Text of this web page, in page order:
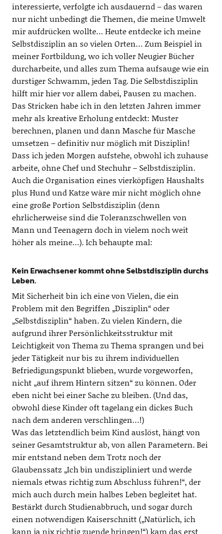
interessierte, verfolgte ich ausdauernd – das waren
nur nicht unbedingt die Themen, die meine Umwelt
mir aufdrücken wollte… Heute entdecke ich meine
Selbstdisziplin an so vielen Orten… Zum Beispiel in
meiner Fortbildung, wo ich voller Neugier Bücher
durcharbeite, und alles zum Thema aufsauge wie ein
durstiger Schwamm, jeden Tag. Die Selbstdisziplin
hilft mir hier vor allem dabei, Pausen zu machen.
Das Stricken habe ich in den letzten Jahren immer
mehr als kreative Erholung entdeckt: Muster
berechnen, planen und dann Masche für Masche
umsetzen – definitiv nur möglich mit Disziplin!
Dass ich jeden Morgen aufstehe, obwohl ich zuhause
arbeite, ohne Chef und Stechuhr – Selbstdisziplin.
Auch die Organisation eines vierköpfigen Haushalts
plus Hund und Katze wäre mir nicht möglich ohne
eine große Portion Selbstdisziplin (denn
ehrlicherweise sind die Toleranzschwellen von
Mann und Teenagern doch in vielem noch weit
höher als meine…). Ich behaupte mal:
Kein Erwachsener kommt ohne Selbstdisziplin durchs
Leben.
Mit Sicherheit bin ich eine von Vielen, die ein
Problem mit den Begriffen „Disziplin“ oder
„Selbstdisziplin“ haben. Zu vielen Kindern, die
aufgrund ihrer Persönlichkeitsstruktur mit
Leichtigkeit von Thema zu Thema sprangen und bei
jeder Tätigkeit nur bis zu ihrem individuellen
Befriedigungspunkt blieben, wurde vorgeworfen,
nicht „auf ihrem Hintern sitzen“ zu können. Oder
eben nicht bei einer Sache zu bleiben. (Und das,
obwohl diese Kinder oft tagelang ein dickes Buch
nach dem anderen verschlingen…!)
Was das letztendlich beim Kind auslöst, hängt von
seiner Gesamtstruktur ab, von allen Parametern. Bei
mir entstand neben dem Trotz noch der
Glaubenssatz „Ich bin undiszipliniert und werde
niemals etwas richtig zum Abschluss führen!“, der
mich auch durch mein halbes Leben begleitet hat.
Bestärkt durch Studienabbruch, und sogar durch
einen notwendigen Kaiserschnitt („Natürlich, ich
kann ja nix richtig zuende bringen!“) kam das erst